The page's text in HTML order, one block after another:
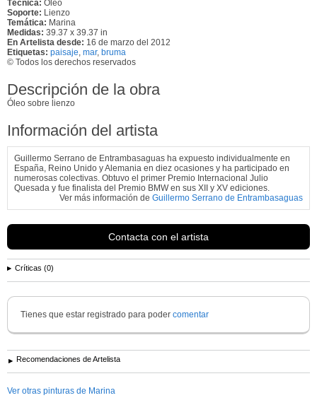
Técnica: Óleo
Soporte: Lienzo
Temática: Marina
Medidas: 39.37 x 39.37 in
En Artelista desde: 16 de marzo del 2012
Etiquetas: paisaje, mar, bruma
© Todos los derechos reservados
Descripción de la obra
Óleo sobre lienzo
Información del artista
Guillermo Serrano de Entrambasaguas ha expuesto individualmente en
España, Reino Unido y Alemania en diez ocasiones y ha participado en
numerosas colectivas. Obtuvo el primer Premio Internacional Julio
Quesada y fue finalista del Premio BMW en sus XII y XV ediciones.
Ver más información de Guillermo Serrano de Entrambasaguas
Contacta con el artista
Críticas (0)
Tienes que estar registrado para poder comentar
Recomendaciones de Artelista
Ver otras pinturas de Marina